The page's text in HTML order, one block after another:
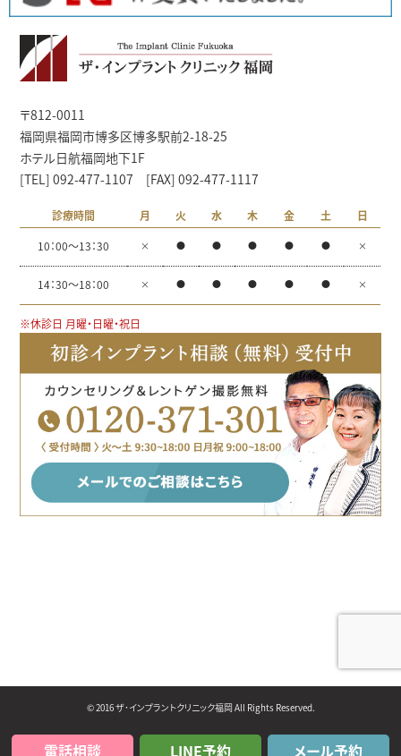
電話相談 LINE予約 メール予約
〒812-0011
福岡県福岡市博多区博多駅前2-18-25
ホテル日航福岡地下1F
[TEL] 092-477-1107 [FAX] 092-477-1117
診療時間 月 火 水 木 金 土
日
10：00～13：30
× ● ● ● ● ● ×
14：30～18：00 × ● ● ● ● ● ×
※休診日 月曜・日曜・祝日
© 2016 ザ･インプラントクリニック福岡 All Rights Reserved.